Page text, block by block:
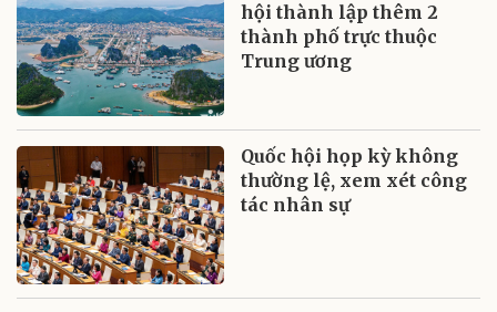
hội thành lập thêm 2
thành phố trực thuộc
Trung ương
Quốc hội họp kỳ không
thường lệ, xem xét công
tác nhân sự